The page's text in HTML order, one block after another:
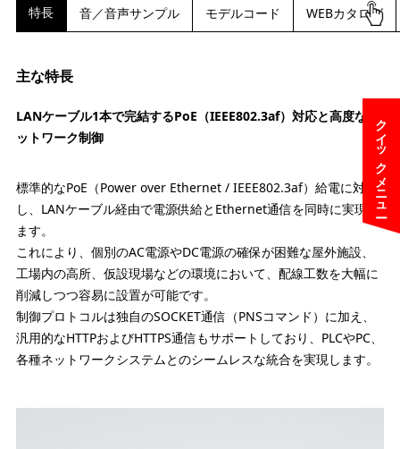
クイックメニュー
特長 音／音声サンプル モデルコード WEBカタログ
主な特長
LANケーブル1本で完結するPoE（IEEE802.3af）対応と高度なネ
ットワーク制御
標準的なPoE（Power over Ethernet / IEEE802.3af）給電に対応
し、LANケーブル経由で電源供給とEthernet通信を同時に実現し
ます。
これにより、個別のAC電源やDC電源の確保が困難な屋外施設、
工場内の高所、仮設現場などの環境において、配線工数を大幅に
削減しつつ容易に設置が可能です。
制御プロトコルは独自のSOCKET通信（PNSコマンド）に加え、
汎用的なHTTPおよびHTTPS通信もサポートしており、PLCやPC、
各種ネットワークシステムとのシームレスな統合を実現します。